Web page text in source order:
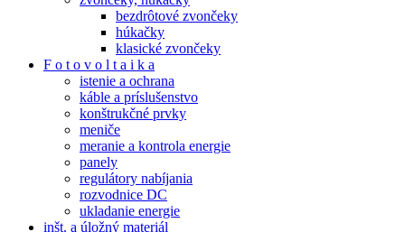
bezdrôtové zvončeky
húkačky
klasické zvončeky
F o t o v o l t a i k a
istenie a ochrana
káble a príslušenstvo
konštrukčné prvky
meniče
meranie a kontrola energie
panely
regulátory nabíjania
rozvodnice DC
ukladanie energie
inšt. a úložný materiál